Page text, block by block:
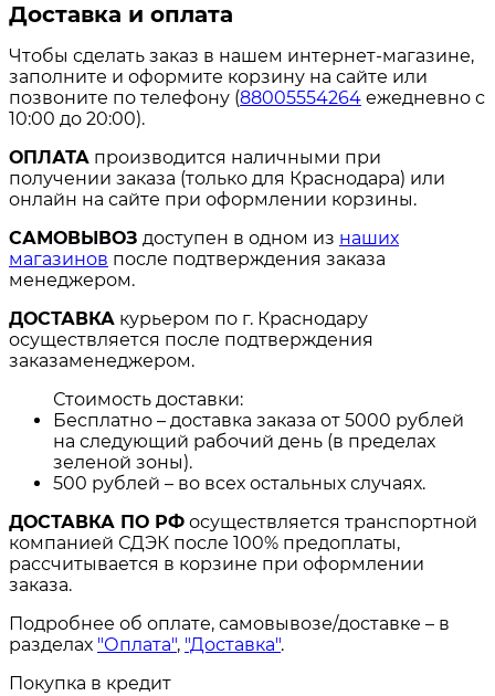
Доставка и оплата
Чтобы сделать заказ в нашем интернет-магазине,
заполните и оформите корзину на сайте или
позвоните по телефону (88005554264 ежедневно с
10:00 до 20:00).
ОПЛАТА производится наличными при
получении заказа (только для Краснодара) или
онлайн на сайте при оформлении корзины.
САМОВЫВОЗ доступен в одном из наших
магазинов после подтверждения заказа
менеджером.
ДОСТАВКА курьером по г. Краснодару
осуществляется после подтверждения
заказаменеджером.
Стоимость доставки:
Бесплатно – доставка заказа от 5000 рублей
на следующий рабочий день (в пределах
зеленой зоны).
500 рублей – во всех остальных случаях.
ДОСТАВКА ПО РФ осуществляется транспортной
компанией СДЭК после 100% предоплаты,
рассчитывается в корзине при оформлении
заказа.
Подробнее об оплате, самовывозе/доставке – в
разделах "Оплата", "Доставка".
Покупка в кредит